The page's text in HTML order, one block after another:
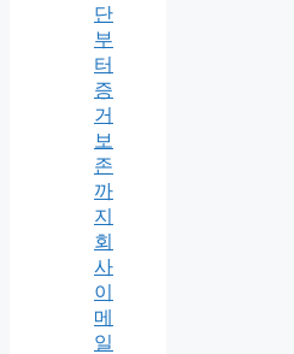
단
부
터
증
거
보
존
까
지
회
사
이
메
일